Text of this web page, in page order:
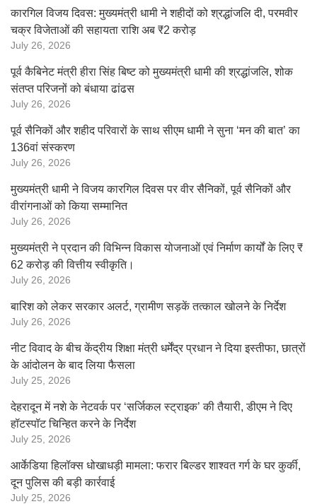
कारगिल विजय दिवस: मुख्यमंत्री धामी ने शहीदों को श्रद्धांजलि दी, परमवीर
चक्र विजेताओं की सहायता राशि अब ₹2 करोड़
July 26, 2026
पूर्व कैबिनेट मंत्री हीरा सिंह बिष्ट को मुख्यमंत्री धामी की श्रद्धांजलि, शोक
संतप्त परिजनों को बंधाया ढांढस
July 26, 2026
पूर्व सैनिकों और शहीद परिवारों के साथ सीएम धामी ने सुना ‘मन की बात’ का
136वां संस्करण
July 26, 2026
मुख्यमंत्री धामी ने विजय कारगिल दिवस पर वीर सैनिकों, पूर्व सैनिकों और
वीरांगनाओं को किया सम्मानित
July 26, 2026
मुख्यमंत्री ने प्रदान की विभिन्न विकास योजनाओं एवं निर्माण कार्यों के लिए ₹
62 करोड़ की वित्तीय स्वीकृति।
July 26, 2026
बारिश को लेकर सरकार अलर्ट, ग्रामीण सड़कें तत्काल खोलने के निर्देश
July 26, 2026
नीट विवाद के बीच केंद्रीय शिक्षा मंत्री धर्मेंद्र प्रधान ने दिया इस्तीफा, छात्रों
के आंदोलन के बाद लिया फैसला
July 25, 2026
देहरादून में नशे के नेटवर्क पर ‘सर्जिकल स्ट्राइक’ की तैयारी, डीएम ने दिए
हॉटस्पॉट चिन्हित करने के निर्देश
July 25, 2026
आर्केडिया हिलॉक्स धोखाधड़ी मामला: फरार बिल्डर शाश्वत गर्ग के घर कुर्की,
दून पुलिस की बड़ी कार्रवाई
July 25, 2026